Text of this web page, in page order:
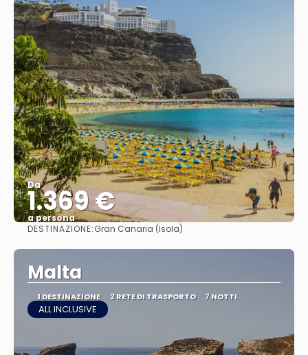
Da
1.369 €
a persona
Vedere
DESTINAZIONE:Gran Canaria (Isola)
Malta
1 DESTINAZIONE 2 RETE DI TRASPORTO 7 NOTTI
ALL INCLUSIVE